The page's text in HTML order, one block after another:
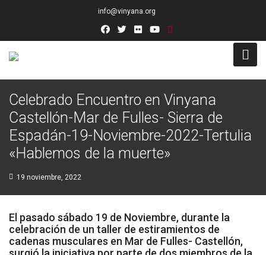
info@vinyana.org
Conócenos
Socios Fundadores
Junta Directiva
Docentes
Celebrado Encuentro en Vinyana
Castellón-Mar de Fulles- Sierra de
Espadán-19-Noviembre-2022-Tertulia
«Hablemos de la muerte»
19 noviembre, 2022
El pasado sábado 19 de Noviembre, durante la
celebración de un taller de estiramientos de
cadenas musculares en Mar de Fulles- Castellón,